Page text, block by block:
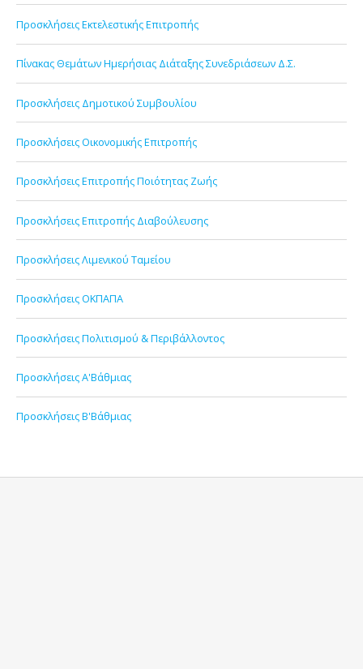
Προσκλήσεις Εκτελεστικής Επιτροπής
Πίνακας Θεμάτων Ημερήσιας Διάταξης Συνεδριάσεων Δ.Σ.
Προσκλήσεις Δημοτικού Συμβουλίου
Προσκλήσεις Οικονομικής Επιτροπής
Προσκλήσεις Επιτροπής Ποιότητας Ζωής
Προσκλήσεις Επιτροπής Διαβούλευσης
Προσκλήσεις Λιμενικού Ταμείου
Προσκλήσεις ΟΚΠΑΠΑ
Προσκλήσεις Πολιτισμού & Περιβάλλοντος
Προσκλήσεις Α'Βάθμιας
Προσκλήσεις Β'Βάθμιας